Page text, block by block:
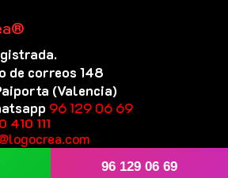
de correos 148
(Valencia)
96 129 06 69
410 111
96 129 06 69